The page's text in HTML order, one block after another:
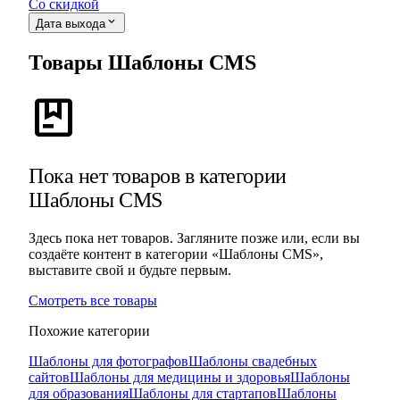
Со скидкой
Дата выхода expand_more
Товары Шаблоны CMS
package
Пока нет товаров в категории
Шаблоны CMS
Здесь пока нет товаров. Загляните позже или, если вы
создаёте контент в категории «Шаблоны CMS»,
выставите свой и будьте первым.
Смотреть все товары
Похожие категории
Шаблоны для фотографовШаблоны свадебных
сайтовШаблоны для медицины и здоровьяШаблоны
для образованияШаблоны для стартаповШаблоны